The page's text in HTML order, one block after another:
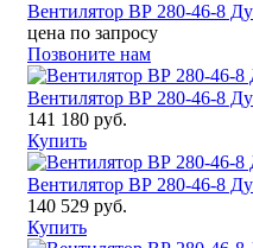
Вентилятор ВР 280-46-8
цена по запросу
Позвоните нам
Вентилятор ВР 280-46-8
141 180 руб.
Купить
Вентилятор ВР 280-46-8
140 529 руб.
Купить